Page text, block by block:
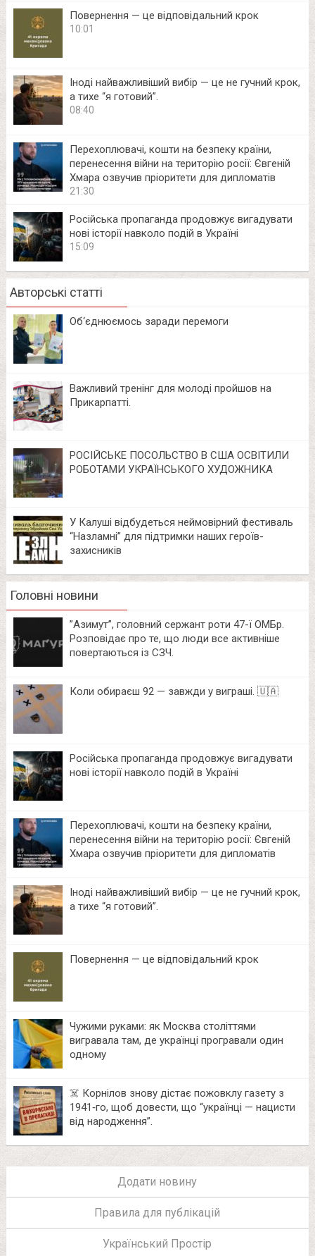
Повернення — це відповідальний крок
10:01
Іноді найважливіший вибір — це не гучний крок,
а тихе “я готовий”.
08:40
Перехоплювачі, кошти на безпеку країни,
перенесення війни на територію росії: Євгеній
Хмара озвучив пріоритети для дипломатів
21:30
Російська пропаганда продовжує вигадувати
нові історії навколо подій в Україні
15:09
Авторські статті
Об‘єднюємось заради перемоги
Важливий тренінг для молоді пройшов на
Прикарпатті.
РОСІЙСЬКЕ ПОСОЛЬСТВО В США ОСВІТИЛИ
РОБОТАМИ УКРАЇНСЬКОГО ХУДОЖНИКА
У Калуші відбудеться неймовірний фестиваль
“Назламні” для підтримки наших героїв-
захисників
Головні новини
⁨”Азимут”, головний сержант роти 47-ї ОМБр.
Розповідає про те, що люди все активніше
повертаються із СЗЧ.
Коли обираєш 92 — завжди у виграші. 🇺🇦
Російська пропаганда продовжує вигадувати
нові історії навколо подій в Україні
Перехоплювачі, кошти на безпеку країни,
перенесення війни на територію росії: Євгеній
Хмара озвучив пріоритети для дипломатів
Іноді найважливіший вибір — це не гучний крок,
а тихе “я готовий”.
Повернення — це відповідальний крок
Чужими руками: як Москва століттями
вигравала там, де українці програвали один
одному
☠️ Корнілов знову дістає пожовклу газету з
1941‑го, щоб довести, що “українці — нацисти
від народження”.
Додати новину
Правила для публікацій
Український Простір